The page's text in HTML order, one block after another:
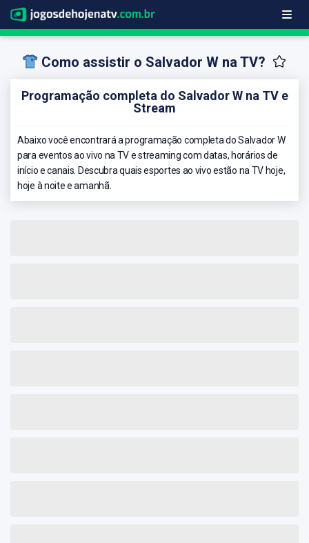
Como assistir o Salvador W na TV?
Programação completa do Salvador W na TV e
Stream
Abaixo você encontrará a programação completa do Salvador W
para eventos ao vivo na TV e streaming com datas, horários de
início e canais. Descubra quais esportes ao vivo estão na TV hoje,
hoje à noite e amanhã.